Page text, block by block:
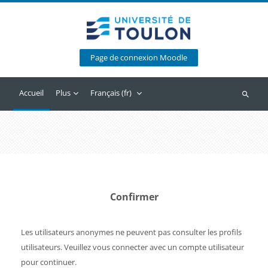
Page de connexion Moodle
Accueil Plus Français ‎(fr)‎
Confirmer
Les utilisateurs anonymes ne peuvent pas consulter les profils
utilisateurs. Veuillez vous connecter avec un compte utilisateur
pour continuer.